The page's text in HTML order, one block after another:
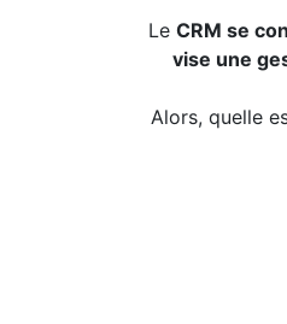
Le CRM se
vise une
Alors, quelle